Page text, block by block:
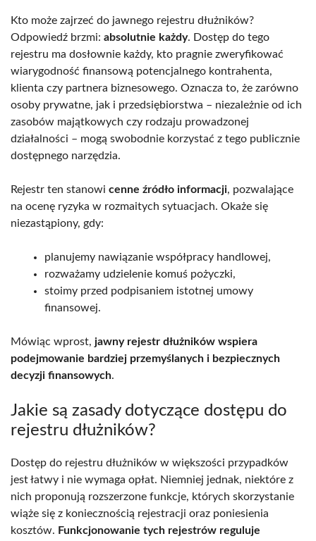
Kto może zajrzeć do jawnego rejestru dłużników?
Odpowiedź brzmi: absolutnie każdy. Dostęp do tego
rejestru ma dosłownie każdy, kto pragnie zweryfikować
wiarygodność finansową potencjalnego kontrahenta,
klienta czy partnera biznesowego. Oznacza to, że zarówno
osoby prywatne, jak i przedsiębiorstwa – niezależnie od ich
zasobów majątkowych czy rodzaju prowadzonej
działalności – mogą swobodnie korzystać z tego publicznie
dostępnego narzędzia.
Rejestr ten stanowi cenne źródło informacji, pozwalające
na ocenę ryzyka w rozmaitych sytuacjach. Okaże się
niezastąpiony, gdy:
planujemy nawiązanie współpracy handlowej,
rozważamy udzielenie komuś pożyczki,
stoimy przed podpisaniem istotnej umowy
finansowej.
Mówiąc wprost, jawny rejestr dłużników wspiera
podejmowanie bardziej przemyślanych i bezpiecznych
decyzji finansowych.
Jakie są zasady dotyczące dostępu do
rejestru dłużników?
Dostęp do rejestru dłużników w większości przypadków
jest łatwy i nie wymaga opłat. Niemniej jednak, niektóre z
nich proponują rozszerzone funkcje, których skorzystanie
wiąże się z koniecznością rejestracji oraz poniesienia
kosztów. Funkcjonowanie tych rejestrów reguluje